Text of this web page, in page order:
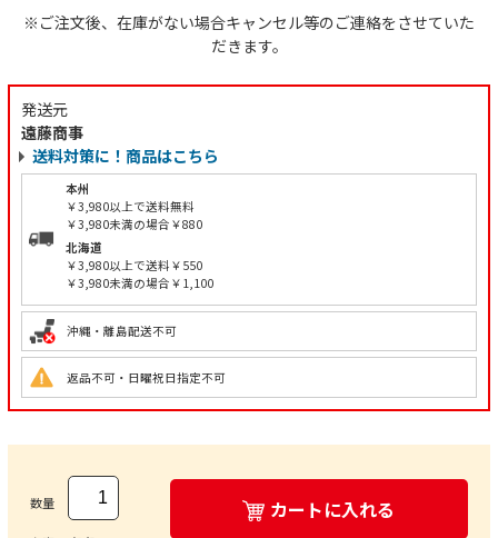
※ご注文後、在庫がない場合キャンセル等のご連絡をさせていた
だきます。
発送元
遠藤商事
送料対策に！商品はこちら
本州
￥3,980以上で送料無料
￥3,980未満の場合￥880
北海道
￥3,980以上で送料￥550
￥3,980未満の場合￥1,100
沖縄・離島配送不可
返品不可・日曜祝日指定不可
数量 カートに入れる